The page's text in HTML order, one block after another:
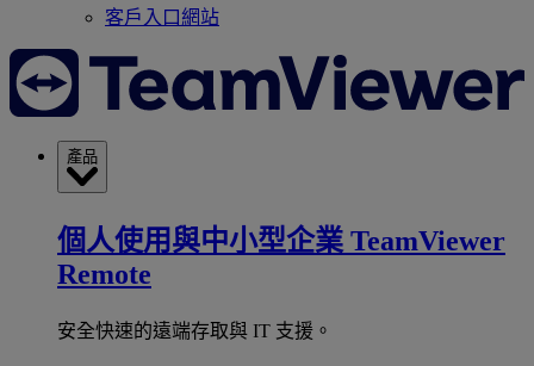
客戶入口網站
產品
個人使用與中小型企業 TeamViewer
Remote
安全快速的遠端存取與 IT 支援。